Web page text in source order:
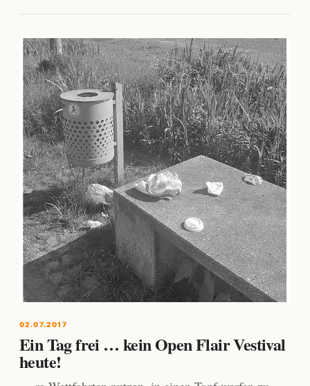
02.07.2017
Ein Tag frei … kein Open Flair Vestival
heute!